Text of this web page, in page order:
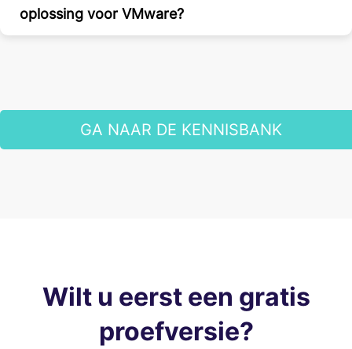
oplossing voor VMware?
GA NAAR DE KENNISBANK
Wilt u eerst een gratis
proefversie?